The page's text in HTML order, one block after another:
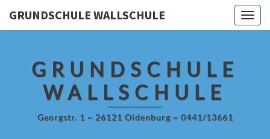
GRUNDSCHULE WALLSCHULE
GRUNDSCHULE
WALLSCHULE
Georgstr. 1 ~ 26121 Oldenburg ~ 0441/13661